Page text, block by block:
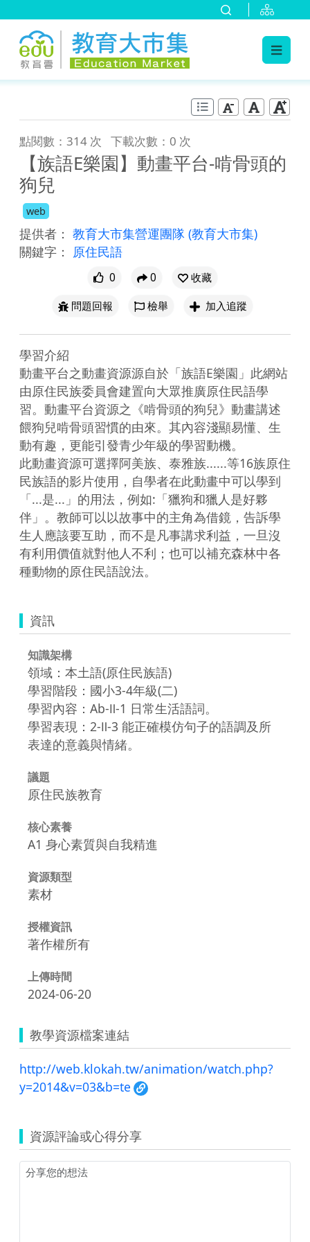
點閱數：314 次 下載次數：0 次
【族語E樂園】動畫平台-啃骨頭的
狗兒
web
提供者： 教育大市集營運團隊 (教育大市集)
關鍵字：
原住民語
0 0
收藏
問題回報
檢舉 加入追蹤
學習介紹
動畫平台之動畫資源源自於「族語E樂園」此網站
由原住民族委員會建置向大眾推廣原住民語學
習。動畫平台資源之《啃骨頭的狗兒》動畫講述
餵狗兒啃骨頭習慣的由來。其內容淺顯易懂、生
動有趣，更能引發青少年級的學習動機。
此動畫資源可選擇阿美族、泰雅族......等16族原住
民族語的影片使用，自學者在此動畫中可以學到
「...是...」的用法，例如:「獵狗和獵人是好夥
伴」。教師可以以故事中的主角為借鏡，告訴學
生人應該要互助，而不是凡事講求利益，一旦沒
有利用價值就對他人不利；也可以補充森林中各
種動物的原住民語說法。
資訊
知識架構
領域：本土語(原住民族語)
學習階段：國小3-4年級(二)
學習內容：Ab-Ⅱ-1 日常生活語詞。
學習表現：2-Ⅱ-3 能正確模仿句子的語調及所
表達的意義與情緒。
議題
原住民族教育
核心素養
A1 身心素質與自我精進
資源類型
素材
授權資訊
著作權所有
上傳時間
2024-06-20
教學資源檔案連結
http://web.klokah.tw/animation/watch.php?
y=2014&v=03&b=te
資源評論或心得分享